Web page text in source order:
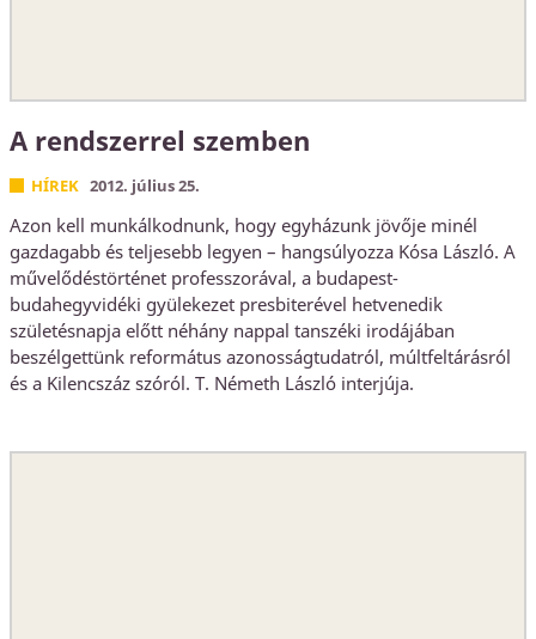
A rendszerrel szemben
HÍREK 2012. július 25.
Azon kell munkálkodnunk, hogy egyházunk jövője minél
gazdagabb és teljesebb legyen – hangsúlyozza Kósa László. A
művelődéstörténet professzorával, a budapest-
budahegyvidéki gyülekezet presbiterével hetvenedik
születésnapja előtt néhány nappal tanszéki irodájában
beszélgettünk református azonosságtudatról, múltfeltárásról
és a Kilencszáz szóról. T. Németh László interjúja.